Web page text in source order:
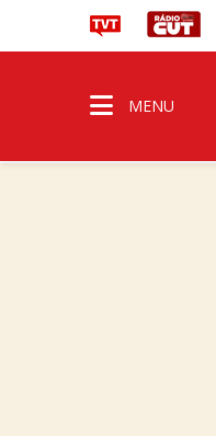
MENU